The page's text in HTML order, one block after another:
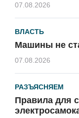
07.08.2026
ВЛАСТЬ
Машины не
07.08.2026
РАЗЪЯСНЯЕМ
Правила для